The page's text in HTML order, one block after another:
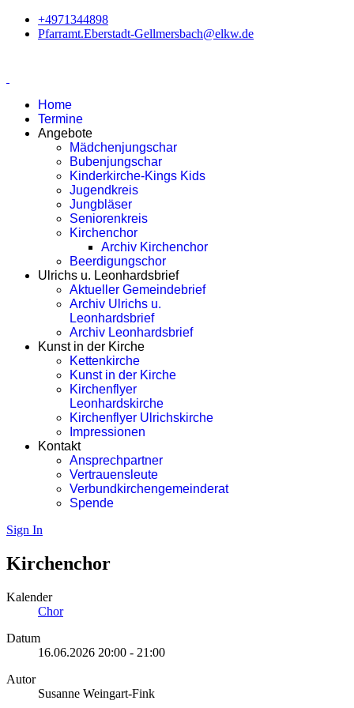
+4971344898
Pfarramt.Eberstadt-Gellmersbach@elkw.de
Home
Termine
Angebote
Mädchenjungschar
Bubenjungschar
Kinderkirche-Kings Kids
Jugendkreis
Jungbläser
Seniorenkreis
Kirchenchor
Archiv Kirchenchor
Beerdigungschor
Ulrichs u. Leonhardsbrief
Aktueller Gemeindebrief
Archiv Ulrichs u.
Leonhardsbrief
Archiv Leonhardsbrief
Kunst in der Kirche
Kettenkirche
Kunst in der Kirche
Kirchenflyer
Leonhardskirche
Kirchenflyer Ulrichskirche
Impressionen
Kontakt
Ansprechpartner
Vertrauensleute
Verbundkirchengemeinderat
Spende
Sign In
Kirchenchor
Kalender
Chor
Datum
16.06.2026 20:00
21:00
Autor
Susanne Weingart-Fink